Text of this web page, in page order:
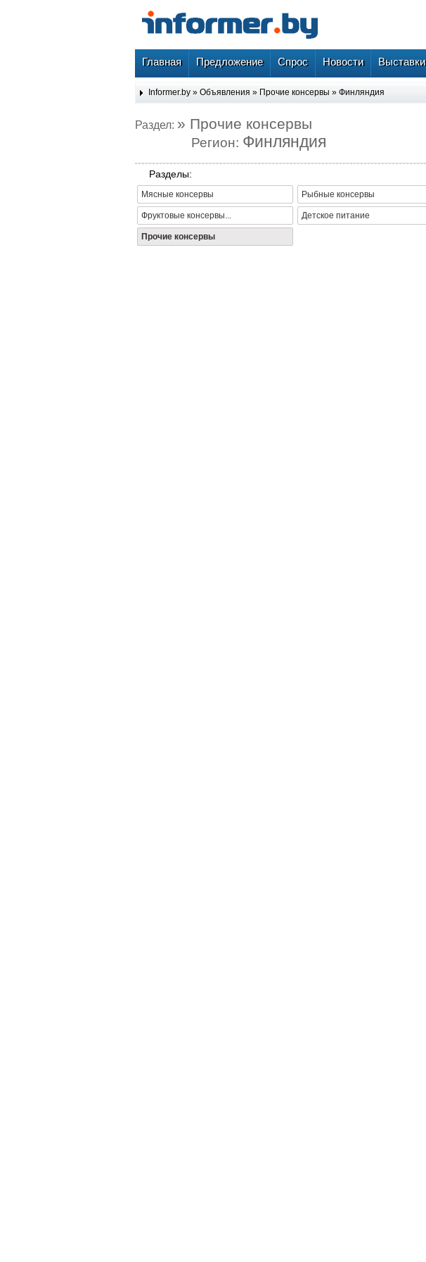
Главная Предложение Спрос Новости Выставки
Informer.by » Объявления » Прочие консервы » Финляндия
Раздел: » Прочие консервы
Регион: Финляндия
Разделы:
Мясные консервы Рыбные консервы
Фруктовые консервы... Детское питание
Прочие консервы